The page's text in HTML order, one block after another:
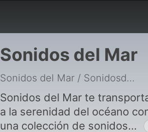
Sonidos del Mar
Sonidos del Mar / SonidosdelMar.com
Sonidos del Mar te
a la serenidad del océano
una colección de sonidos